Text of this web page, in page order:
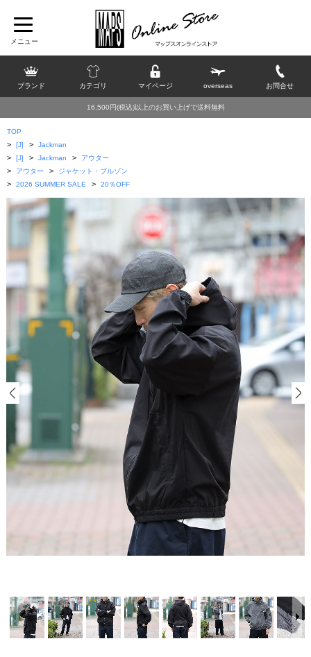
ブランド カテゴリ マイページ overseas お問合せ
16,500円(税込)以上のお買い上げで送料無料
TOP
> [J] > Jackman
> [J] > Jackman > アウター
> アウター > ジャケット・ブルゾン
> 2026 SUMMER SALE > 20％OFF